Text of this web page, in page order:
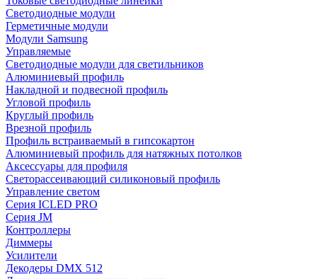
Светодиодные модули
Герметичные модули
Модули Samsung
Управляемые
Светодиодные модули для светильников
Алюминиевый профиль
Накладной и подвесной профиль
Угловой профиль
Круглый профиль
Врезной профиль
Профиль встраиваемый в гипсокартон
Алюминиевый профиль для натяжных потолков
Аксессуары для профиля
Светорассеивающий силиконовый профиль
Управление светом
Серия ICLED PRO
Серия JM
Контроллеры
Диммеры
Усилители
Декодеры DMX 512